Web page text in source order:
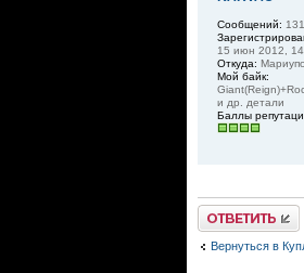
Сообщений:
15 июн 2012,
Откуда:
Мой байк:
и др. детали
Баллы
Ответить
Вернуться в